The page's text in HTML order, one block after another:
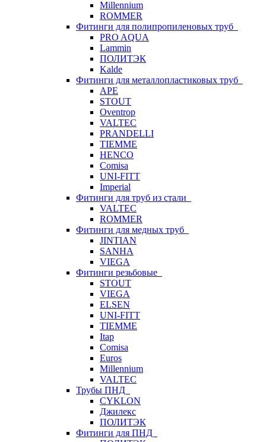
Millennium
ROMMER
Фитинги для полипропиленовых труб
PRO AQUA
Lammin
ПОЛИТЭК
Kalde
Фитинги для металлопластиковых труб
APE
STOUT
Oventrop
VALTEC
PRANDELLI
TIEMME
HENCO
Comisa
UNI-FITT
Imperial
Фитинги для труб из стали
VALTEC
ROMMER
Фитинги для медных труб
JINTIAN
SANHA
VIEGA
Фитинги резьбовые
STOUT
VIEGA
ELSEN
UNI-FITT
TIEMME
Itap
Comisa
Euros
Millennium
VALTEC
Трубы ПНД
CYKLON
Джилекс
ПОЛИТЭК
Фитинги для ПНД